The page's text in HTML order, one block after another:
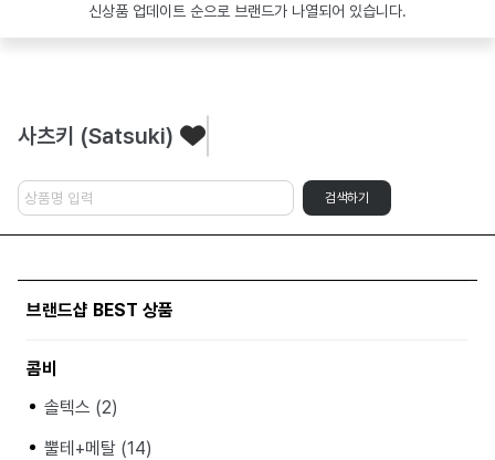
신상품 업데이트 순으로 브랜드가 나열되어 있습니다.
사츠키 (Satsuki)
검색하기
브랜드샵 BEST 상품
콤비
솔텍스 (2)
뿔테+메탈 (14)